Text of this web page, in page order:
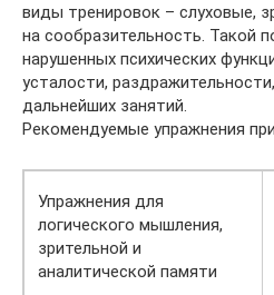
виды тренировок – слуховые,
на сообразительность. Такой
нарушенных психических
усталости,
дальнейших занятий.
Рекомендуемые упражнения
Упражнения для
логического мышления,
зрительной и
аналитической памяти